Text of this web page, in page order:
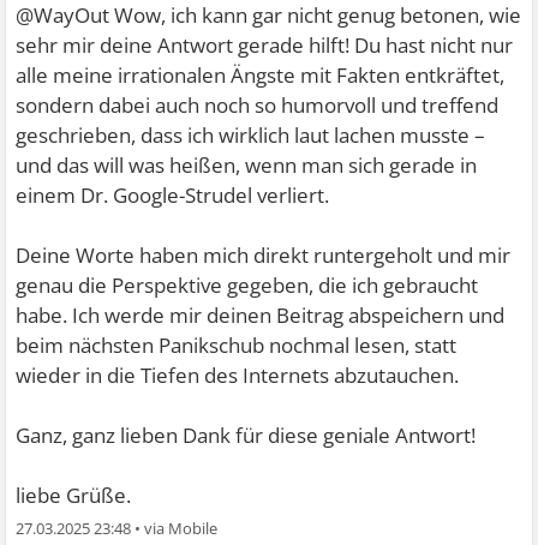
@WayOut Wow, ich kann gar nicht genug betonen, wie
sehr mir deine Antwort gerade hilft! Du hast nicht nur
alle meine irrationalen Ängste mit Fakten entkräftet,
sondern dabei auch noch so humorvoll und treffend
geschrieben, dass ich wirklich laut lachen musste –
und das will was heißen, wenn man sich gerade in
einem Dr. Google-Strudel verliert.
Deine Worte haben mich direkt runtergeholt und mir
genau die Perspektive gegeben, die ich gebraucht
habe. Ich werde mir deinen Beitrag abspeichern und
beim nächsten Panikschub nochmal lesen, statt
wieder in die Tiefen des Internets abzutauchen.
Ganz, ganz lieben Dank für diese geniale Antwort!
liebe Grüße.
27.03.2025 23:48 •